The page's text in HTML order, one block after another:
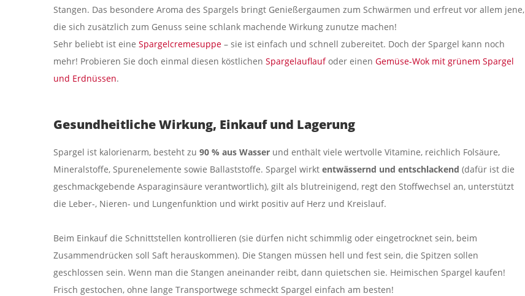
Stangen. Das besondere Aroma des Spargels bringt Genießergaumen zum Schwärmen und erfreut vor allem jene,
die sich zusätzlich zum Genuss seine schlank machende Wirkung zunutze machen!
Sehr beliebt ist eine Spargelcremesuppe – sie ist einfach und schnell zubereitet. Doch der Spargel kann noch
mehr! Probieren Sie doch einmal diesen köstlichen Spargelauflaufoder einen Gemüse-Wok mit grünem Spargel
und Erdnüssen.
Gesundheitliche Wirkung, Einkauf und Lagerung
Spargel ist kalorienarm, besteht zu 90 % aus Wasser und enthält viele wertvolle Vitamine, reichlich Folsäure,
Mineralstoffe, Spurenelemente sowie Ballaststoffe. Spargel wirkt entwässernd und entschlackend (dafür ist die
geschmackgebende Asparaginsäure verantwortlich), gilt als blutreinigend, regt den Stoffwechsel an, unterstützt
die Leber-, Nieren- und Lungenfunktion und wirkt positiv auf Herz und Kreislauf.
Beim Einkauf die Schnittstellen kontrollieren (sie dürfen nicht schimmlig oder eingetrocknet sein, beim
Zusammendrücken soll Saft herauskommen). Die Stangen müssen hell und fest sein, die Spitzen sollen
geschlossen sein. Wenn man die Stangen aneinander reibt, dann quietschen sie. Heimischen Spargel kaufen!
Frisch gestochen, ohne lange Transportwege schmeckt Spargel einfach am besten!